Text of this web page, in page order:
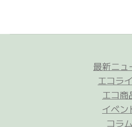
最新ニュ
エコラ
エコ商
イベン
コラム